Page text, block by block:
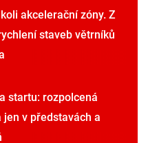
akcelerační zóny. Z
staveb větrníků
startu: rozpolcená
jen v představách a